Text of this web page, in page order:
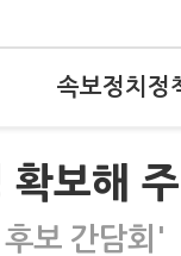
속보정치 정
보해
보 간담회'